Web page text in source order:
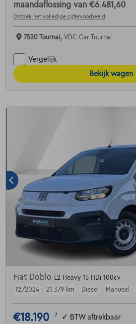
maandaflossing van €6.481,60
Ontdek het volledige cijfervoorbeeld
7520 Tournai, VDC Car Tournai
Vergelijk
Bekijk wagen
Fiat Doblo
L2 Heavy 15 HDi 100cv
12/2024
21.379 km Diesel Manueel
€18.190 1 ✓ BTW aftrekbaar